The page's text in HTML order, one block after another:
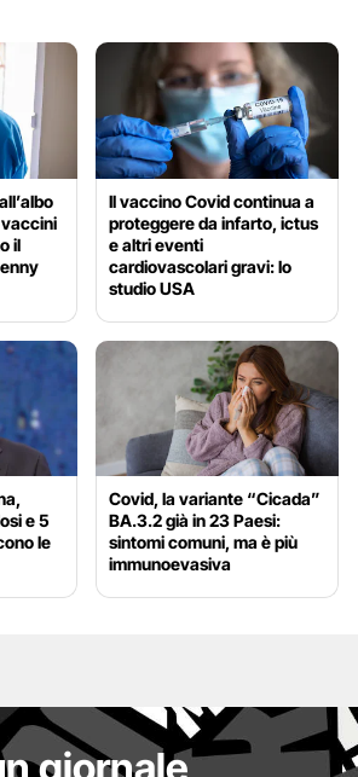
il
Il vaccino Covid continua a
proteggere da infarto, ictus
e altri eventi
cardiovascolari gravi: lo
studio USA
e 5
le
Covid, la variante “Cicada”
BA.3.2 già in 23 Paesi:
sintomi comuni, ma è più
immunoevasiva